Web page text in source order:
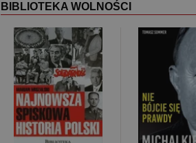
BIBLIOTEKA WOLNOŚCI